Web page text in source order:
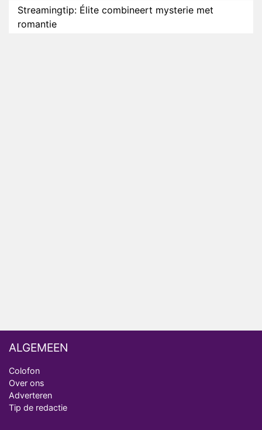
Streamingtip: Élite combineert mysterie met
romantie
ALGEMEEN
Colofon
Over ons
Adverteren
Tip de redactie